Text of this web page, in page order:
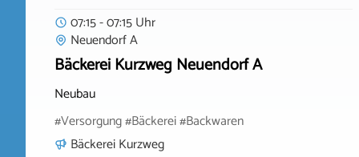
07:15 - 07:15 Uhr
Neuendorf A
Bäckerei Kurzweg Neuendorf A
Neubau
#Versorgung #Bäckerei #Backwaren
Bäckerei Kurzweg